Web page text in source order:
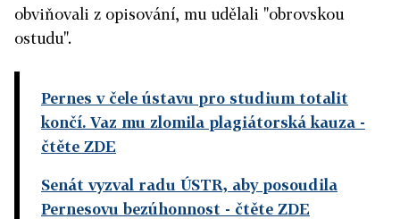
obviňovali z opisování, mu udělali "obrovskou
ostudu".
Pernes v čele ústavu pro studium totalit
končí. Vaz mu zlomila plagiátorská kauza -
čtěte ZDE
Senát vyzval radu ÚSTR, aby posoudila
Pernesovu bezúhonnost - čtěte ZDE